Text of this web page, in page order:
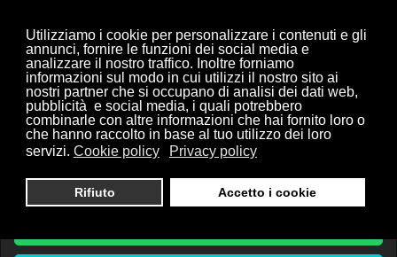
Utilizziamo i cookie per personalizzare i contenuti e gli
annunci, fornire le funzioni dei social media e
analizzare il nostro traffico. Inoltre forniamo
informazioni sul modo in cui utilizzi il nostro sito ai
nostri partner che si occupano di analisi dei dati web,
pubblicità e social media, i quali potrebbero
combinarle con altre informazioni che hai fornito loro o
che hanno raccolto in base al tuo utilizzo dei loro
servizi. Cookie policy Privacy policy
Rifiuto Accetto i cookie
Vuoi discutere con noi del
tuo progetto?
CONTATTACI ORA